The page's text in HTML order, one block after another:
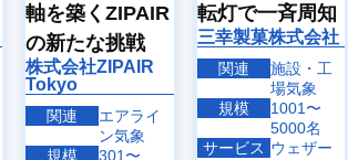
軸を築くZIPAIR
の新たな挑戦
株式会社ZIPAIR
Tokyo
関連
エアライ
ン気象
規模
301〜
転灯で一斉周知
三幸製菓株式会社
関連
施設・工
場気象
規模
1001〜
5000名
サービス ウェザー